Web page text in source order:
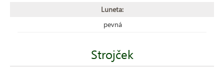
Luneta:
pevná
Strojček